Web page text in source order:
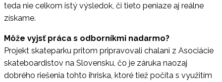
teda nie celkom istý výsledok, či tieto peniaze aj reálne
získame.
Môže vyjsť práca s odborníkmi nadarmo?
Projekt skateparku pritom pripravovali chalani z Asociácie
skateboardistov na Slovensku, čo je záruka naozaj
dobrého riešenia tohto ihriska, ktoré tiež počíta s využitím